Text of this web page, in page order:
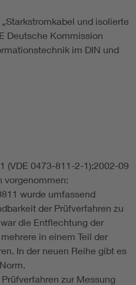
und isolierte
Deutsche Kommission
im DIN und
(VDE 0473-811-2-1):2002-09
vorgenommen:
wurde umfassend
der Prüfverfahren zu
die Entflechtung der
in einem Teil der
In der neuen Reihe gibt es
zur Messung